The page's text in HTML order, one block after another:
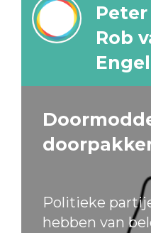
Rob
Politieke
hebben van